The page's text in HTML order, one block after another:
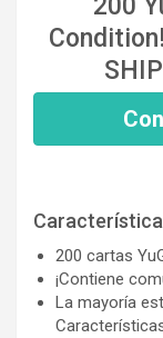
200
200 cartas
¡Contiene
La mayoría